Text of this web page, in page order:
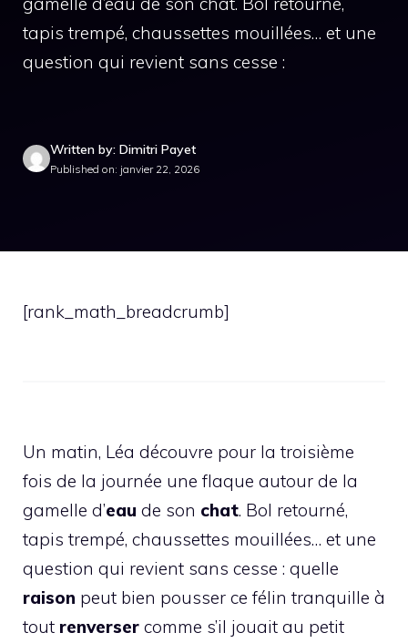
tapis trempé, chaussettes mouillées… et une
question qui revient sans cesse :
Written by: Dimitri Payet
Published on: janvier 22, 2026
[rank_math_breadcrumb]
Un matin, Léa découvre pour la troisième
fois de la journée une flaque autour de la
gamelle d’eau de son chat. Bol retourné,
tapis trempé, chaussettes mouillées… et une
question qui revient sans cesse : quelle
raison peut bien pousser ce félin tranquille à
tout renverser comme s’il jouait au petit